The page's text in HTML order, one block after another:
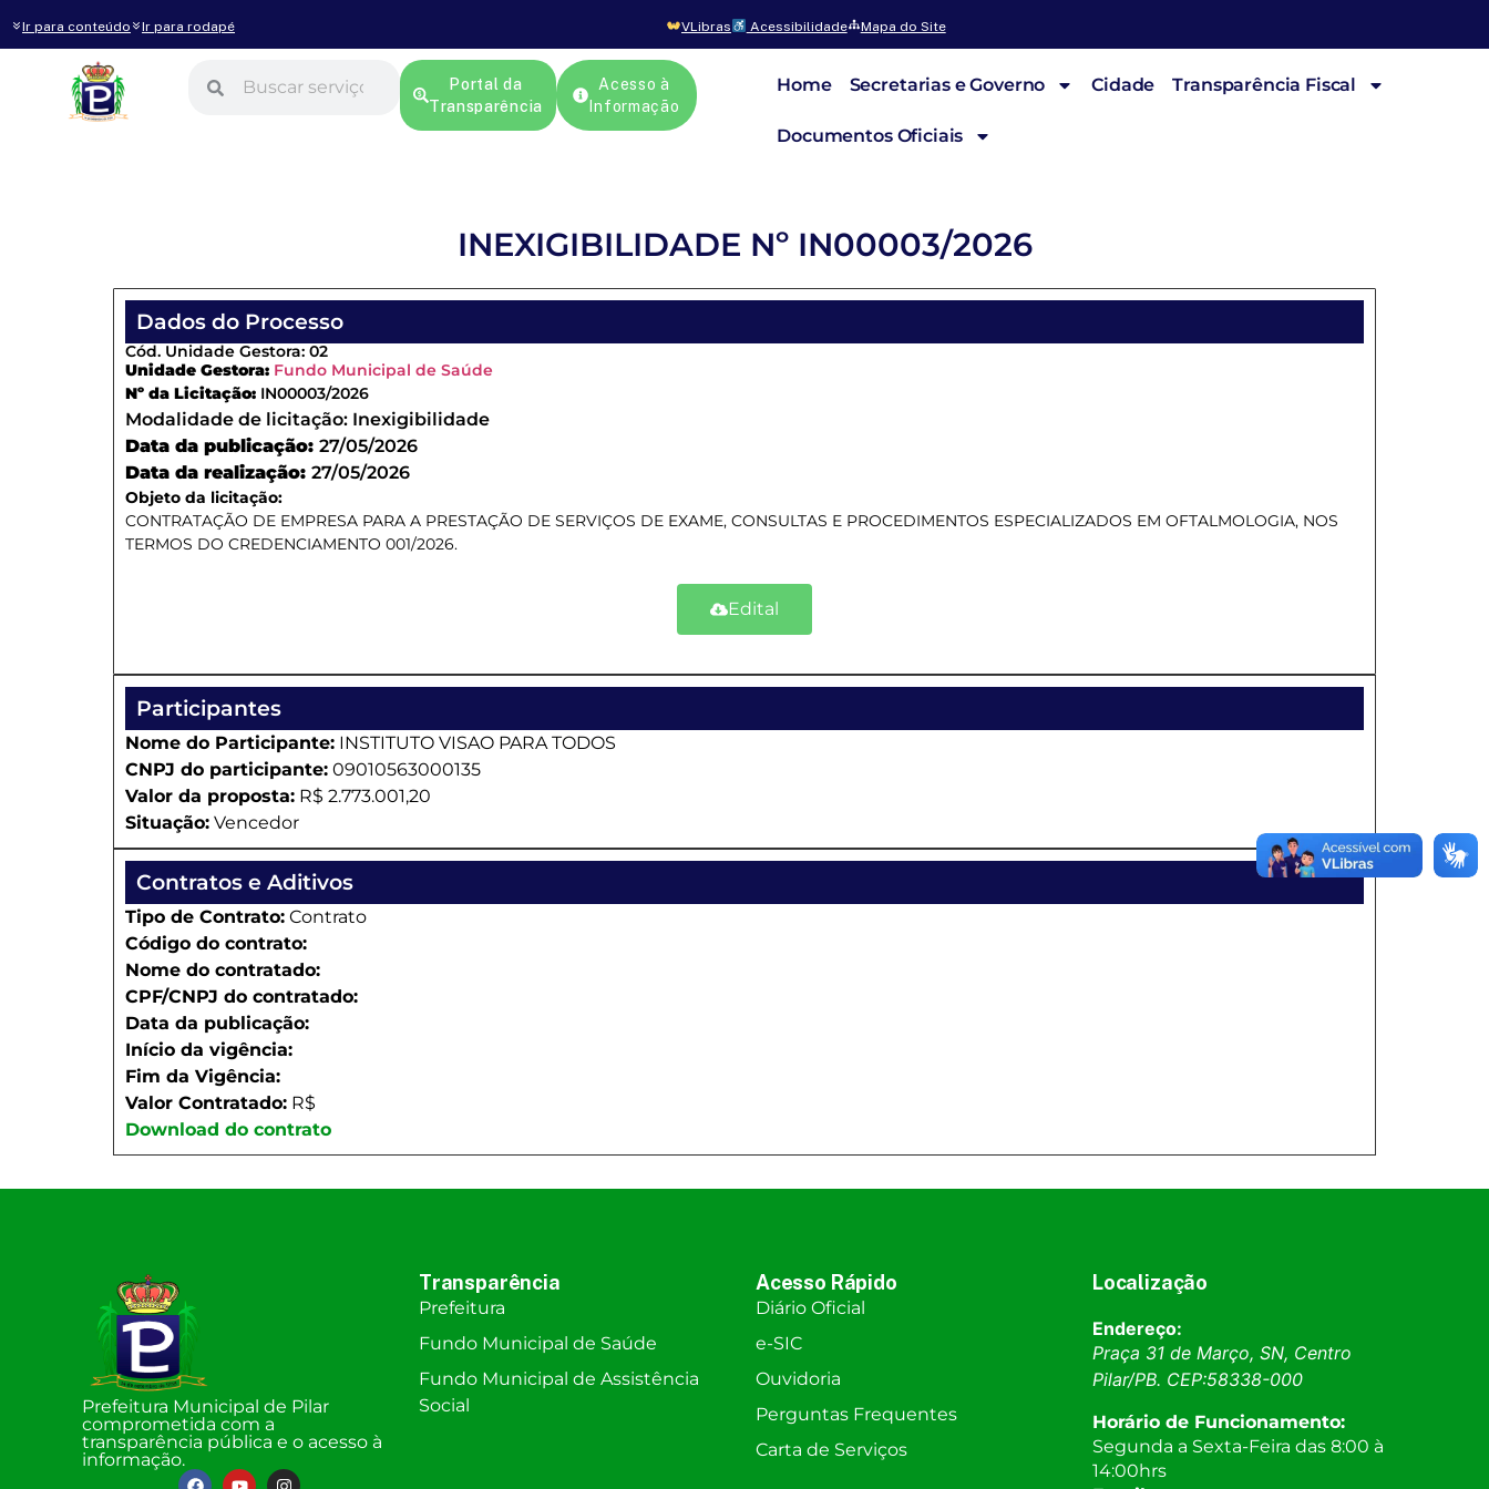
Ir para conteúdo Ir para rodapé VLibras Acessibilidade Mapa do Site
Portal da
Transparência
Acesso à
Informação
Home Secretarias e Governo Cidade Transparência Fiscal
Documentos Oficiais
INEXIGIBILIDADE Nº IN00003/2026
Dados do Processo
Cód. Unidade Gestora: 02
Unidade Gestora: Fundo Municipal de Saúde
Nº da Licitação: IN00003/2026
Modalidade de licitação: Inexigibilidade
Data da publicação: 27/05/2026
Data da realização: 27/05/2026
Objeto da licitação:
CONTRATAÇÃO DE EMPRESA PARA A PRESTAÇÃO DE SERVIÇOS DE EXAME, CONSULTAS E PROCEDIMENTOS ESPECIALIZADOS EM OFTALMOLOGIA, NOS
TERMOS DO CREDENCIAMENTO 001/2026.
Edital
Participantes
Nome do Participante: INSTITUTO VISAO PARA TODOS
CNPJ do participante: 09010563000135
Valor da proposta: R$ 2.773.001,20
Situação: Vencedor
Contratos e Aditivos
Tipo de Contrato: Contrato
Código do contrato:
Nome do contratado:
CPF/CNPJ do contratado:
Data da publicação:
Início da vigência:
Fim da Vigência:
Valor Contratado: R$
Download do contrato
Prefeitura Municipal de Pilar
comprometida com a
transparência pública e o acesso à
informação.
Transparência
Prefeitura
Fundo Municipal de Saúde
Fundo Municipal de Assistência
Social
Acesso Rápido
Diário Oficial
e-SIC
Ouvidoria
Perguntas Frequentes
Carta de Serviços
Localização
Endereço:
Praça 31 de Março, SN, Centro
Pilar/PB. CEP:58338-000
Horário de Funcionamento:
Segunda a Sexta-Feira das 8:00 à
14:00hrs